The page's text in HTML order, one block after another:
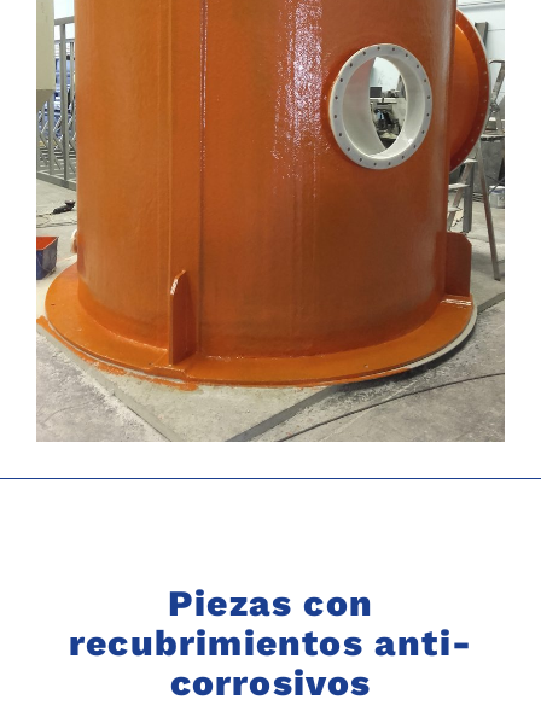
Piezas con
recubrimientos anti-
corrosivos